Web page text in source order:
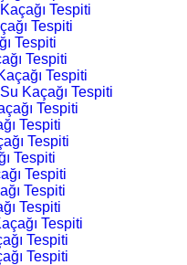
Tespiti
Tespiti
Tespiti
Tespiti
Tespiti
Kaçağı Tespiti
Tespiti
Tespiti
Tespiti
Tespiti
Tespiti
Tespiti
Tespiti
Tespiti
Tespiti
Tespiti